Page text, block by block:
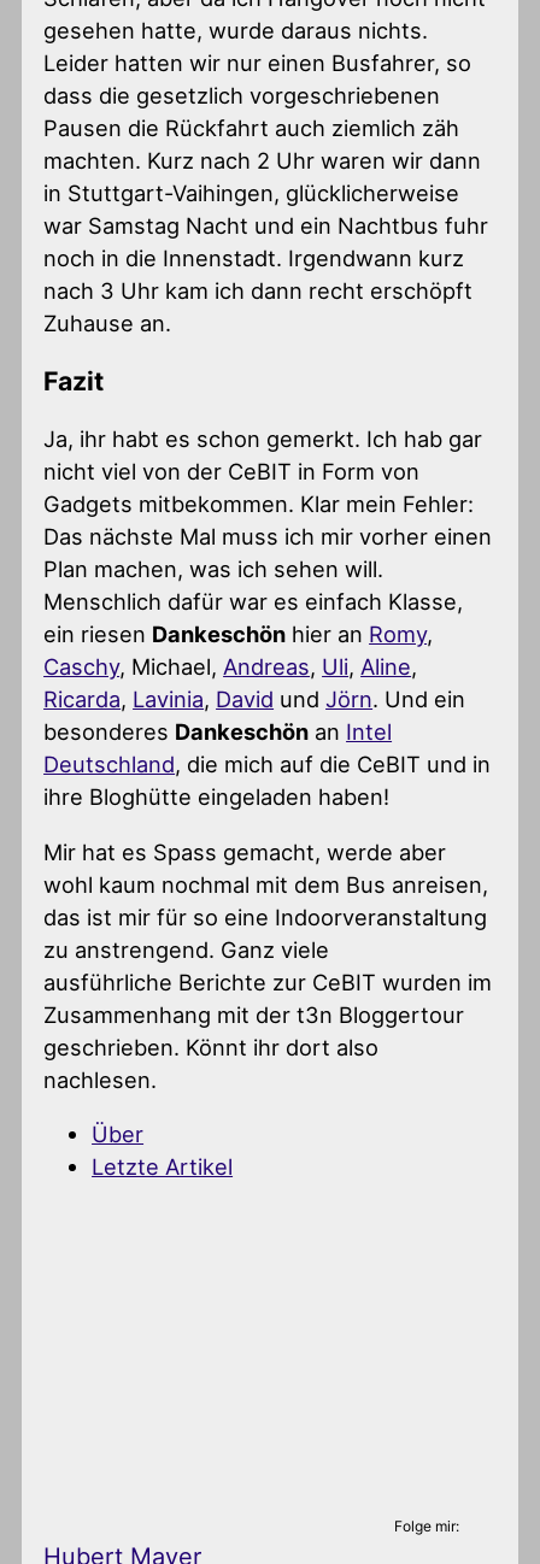
gesehen hatte, wurde daraus nichts.
Leider hatten wir nur einen Busfahrer, so
dass die gesetzlich vorgeschriebenen
Pausen die Rückfahrt auch ziemlich zäh
machten. Kurz nach 2 Uhr waren wir dann
in Stuttgart-Vaihingen, glücklicherweise
war Samstag Nacht und ein Nachtbus fuhr
noch in die Innenstadt. Irgendwann kurz
nach 3 Uhr kam ich dann recht erschöpft
Zuhause an.
Fazit
Ja, ihr habt es schon gemerkt. Ich hab gar
nicht viel von der CeBIT in Form von
Gadgets mitbekommen. Klar mein Fehler:
Das nächste Mal muss ich mir vorher einen
Plan machen, was ich sehen will.
Menschlich dafür war es einfach Klasse,
ein riesen Dankeschön hier an Romy,
Caschy, Michael, Andreas, Uli, Aline,
Ricarda, Lavinia, David undJörn. Und ein
besonderes Dankeschön an Intel
Deutschland, die mich auf die CeBIT und in
ihre Bloghütte eingeladen haben!
Mir hat es Spass gemacht, werde aber
wohl kaum nochmal mit dem Bus anreisen,
das ist mir für so eine Indoorveranstaltung
zu anstrengend. Ganz viele
ausführliche Berichte zur CeBIT wurden im
Zusammenhang mit der t3n Bloggertour
geschrieben. Könnt ihr dort also
nachlesen.
Über
Letzte Artikel
Folge mir:
Hubert Mayer